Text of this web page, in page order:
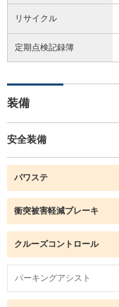
リサイクル
定期点検記録簿
装備
安全装備
パワステ
衝突被害軽減ブレーキ
クルーズコントロール
パーキングアシスト